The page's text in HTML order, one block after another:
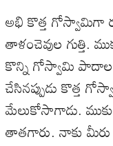
అభి కొత్త గోస్వామిగా
తాళంచెవుల గుత్తి.
కొన్ని గోస్వామి పాదాల
చేసినప్పుడు కొత్త
మేలుకోసాగాడు.
తాతగారు. నాకు